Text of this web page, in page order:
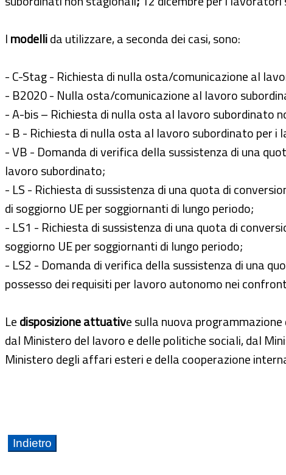
Imodellida utilizzare, a seconda dei casi, sono:
- C-Stag - Richiesta di nulla osta/comunicazione al
- B2020 - Nulla osta/comunicazione al lavoro
- A-bis – Richiesta di nulla osta al lavoro subordinato
- B - Richiesta di nulla osta al lavoro subordinato per i
- VB - Domanda di verifica della sussistenza di una
lavoro subordinato;
- LS - Richiesta di sussistenza di una quota di
di soggiorno UE per soggiornanti di lungo periodo;
- LS1 - Richiesta di sussistenza di una quota di
soggiorno UE per soggiornanti di lungo periodo;
- LS2 - Domanda di verifica della sussistenza di una
possesso dei requisiti per lavoro autonomo nei
Ledisposizione attuative sulla nuova
dal Ministero del lavoro e delle politiche sociali, dal
Ministero degli affari esteri e della cooperazione